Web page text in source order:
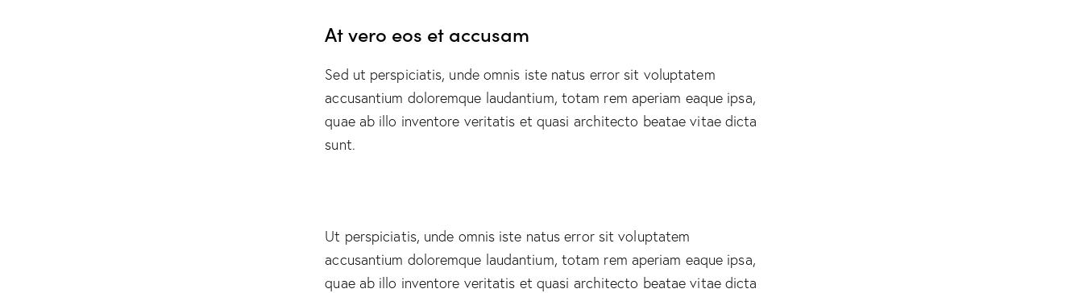
At vero eos et accusam
Sed ut perspiciatis, unde omnis iste natus error sit voluptatem
accusantium doloremque laudantium, totam rem aperiam eaque ipsa,
quae ab illo inventore veritatis et quasi architecto beatae vitae dicta
sunt.
Ut perspiciatis, unde omnis iste natus error sit voluptatem
accusantium doloremque laudantium, totam rem aperiam eaque ipsa,
quae ab illo inventore veritatis et quasi architecto beatae vitae dicta